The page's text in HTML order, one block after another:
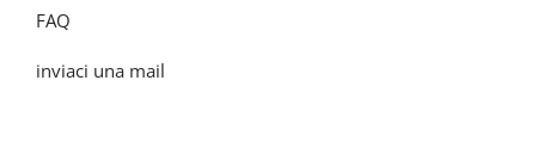
FAQ
inviaci una mail